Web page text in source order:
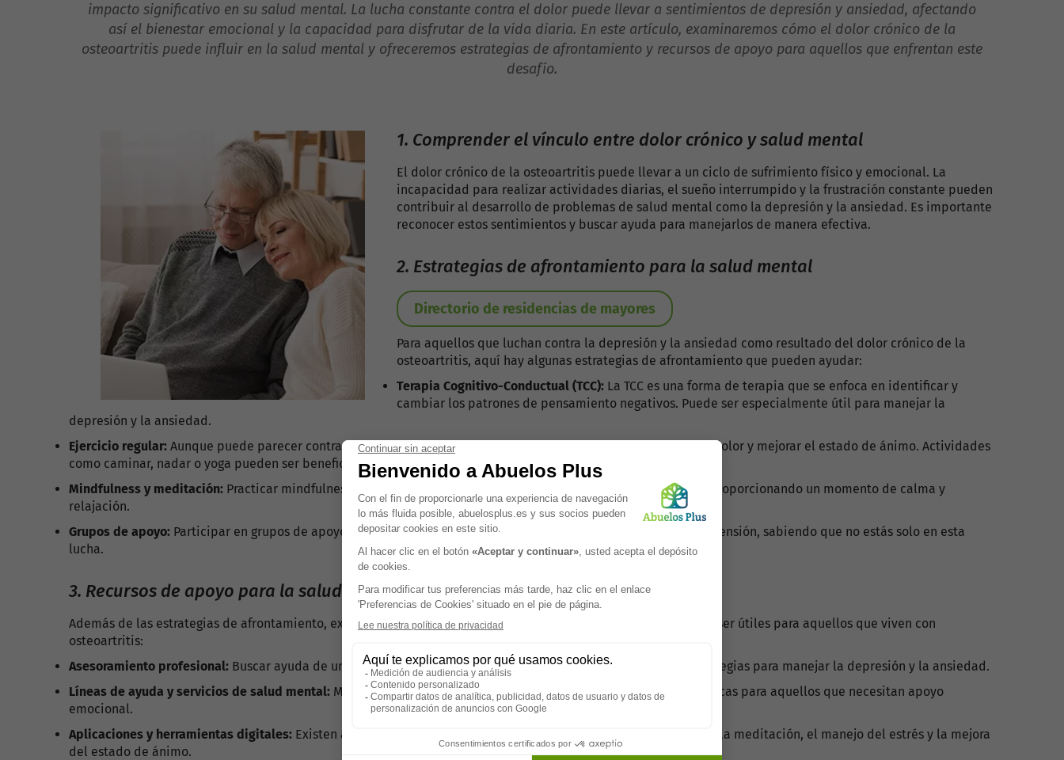
impacto significativo en su salud mental. La lucha constante contra el dolor puede llevar a sentimientos de depresión y ansiedad, afectando
así el bienestar emocional y la capacidad para disfrutar de la vida diaria. En este artículo, examinaremos cómo el dolor crónico de la
osteoartritis puede influir en la salud mental y ofreceremos estrategias de afrontamiento y recursos de apoyo para aquellos que enfrentan este
desafío.
1. Comprender el vínculo entre dolor crónico y salud mental
El dolor crónico de la osteoartritis puede llevar a un ciclo de sufrimiento físico y emocional. La
incapacidad para realizar actividades diarias, el sueño interrumpido y la frustración constante pueden
contribuir al desarrollo de problemas de salud mental como la depresión y la ansiedad. Es importante
reconocer estos sentimientos y buscar ayuda para manejarlos de manera efectiva.
2. Estrategias de afrontamiento para la salud mental
Directorio de residencias de mayores
Para aquellos que luchan contra la depresión y la ansiedad como resultado del dolor crónico de la
osteoartritis, aquí hay algunas estrategias de afrontamiento que pueden ayudar:
Terapia Cognitivo-Conductual (TCC): La TCC es una forma de terapia que se enfoca en identificar y
cambiar los patrones de pensamiento negativos. Puede ser especialmente útil para manejar la
depresión y la ansiedad.
Ejercicio regular: Aunque puede parecer contradictorio, el ejercicio de bajo impacto puede ayudar a reducir el dolor y mejorar el estado de ánimo. Actividades
como caminar, nadar o yoga pueden ser beneficiosas.
Mindfulness y meditación: Practicar mindfulness y meditación puede ayudar a reducir el estrés y la ansiedad, proporcionando un momento de calma y
relajación.
Grupos de apoyo: Participar en grupos de apoyo para personas con osteoartritis puede ofrecer consuelo y comprensión, sabiendo que no estás solo en esta
lucha.
3. Recursos de apoyo para la salud mental
Además de las estrategias de afrontamiento, existen varios recursos de apoyo para la salud mental que pueden ser útiles para aquellos que viven con
osteoartritis:
Asesoramiento profesional: Buscar ayuda de un terapeuta o consejero puede proporcionar herramientas y estrategias para manejar la depresión y la ansiedad.
Líneas de ayuda y servicios de salud mental: Muchas organizaciones ofrecen servicios de ayuda y líneas telefónicas para aquellos que necesitan apoyo
emocional.
Aplicaciones y herramientas digitales: Existen aplicaciones y herramientas digitales diseñadas para ayudar con la meditación, el manejo del estrés y la mejora
del estado de ánimo.